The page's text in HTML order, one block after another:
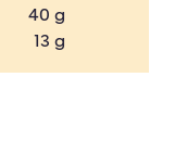
40 g
13 g